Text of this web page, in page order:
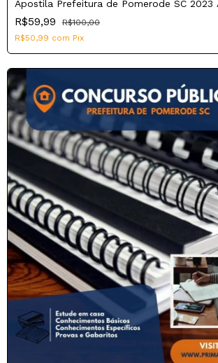
Apostila Prefeitura de Pomerode SC 2023
R$59,99
R$100,00
R$50,99 com Pix